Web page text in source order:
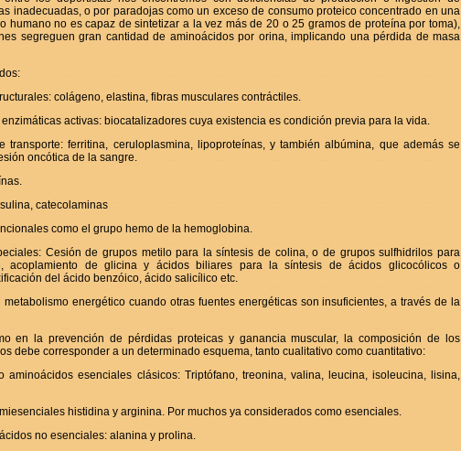
inadecuadas, o por paradojas como un exceso de consumo proteico concentrado en una
humano no es capaz de sintetizar a la vez más de 20 o 25 gramos de proteína por toma),
segreguen gran cantidad de aminoácidos por orina, implicando una pérdida de masa
colágeno, elastina, fibras musculares contráctiles.
activas: biocatalizadores cuya existencia es condición previa para la vida.
transporte: ferritina, ceruloplasmina, lipoproteínas, y también albúmina, que además se
oncótica de la sangre.
catecolaminas
como el grupo hemo de la hemoglobina.
Cesión de grupos metilo para la síntesis de colina, o de grupos sulfhidrilos para
acoplamiento de glicina y ácidos biliares para la síntesis de ácidos glicocólicos o
del ácido benzóico, ácido salicílico etc.
energético cuando otras fuentes energéticas son insuficientes, a través de la
en la prevención de pérdidas proteicas y ganancia muscular, la composición de los
debe corresponder a un determinado esquema, tanto cualitativo como cuantitativo:
aminoácidos esenciales clásicos: Triptófano, treonina, valina, leucina, isoleucina, lisina,
histidina y arginina. Por muchos ya considerados como esenciales.
no esenciales: alanina y prolina.